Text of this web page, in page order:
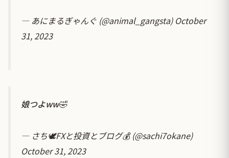
— あにまるぎゃんぐ (@animal_gangsta) October
31, 2023
娘つよww🤣
— さち🕊️FXと投資とブログ💰 (@sachi7okane)
October 31, 2023